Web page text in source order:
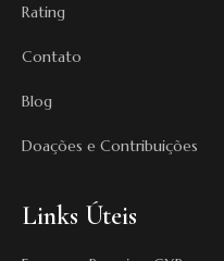
Rating
Contato
Blog
Doações e Contribuições
Links Úteis